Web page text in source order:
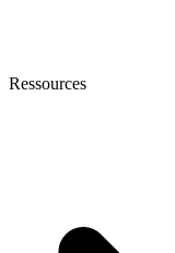
Ressources